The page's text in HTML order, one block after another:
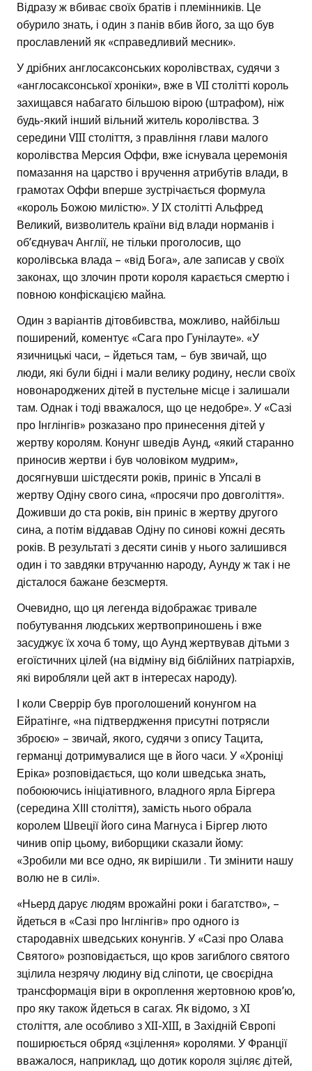
Відразу ж вбиває своїх братів і племінників. Це
обурило знать, і один з панів вбив його, за що був
прославлений як «справедливий месник».
У дрібних англосаксонських королівствах, судячи з
«англосаксонської хроніки», вже в VII столітті король
захищався набагато більшою вірою (штрафом), ніж
будь-який інший вільний житель королівства. З
середини VIII століття, з правління глави малого
королівства Мерсия Оффи, вже існувала церемонія
помазання на царство і вручення атрибутів влади, в
грамотах Оффи вперше зустрічається формула
«король Божою милістю». У IX столітті Альфред
Великий, визволитель країни від влади норманів і
об’єднувач Англії, не тільки проголосив, що
королівська влада – «від Бога», але записав у своїх
законах, що злочин проти короля карається смертю і
повною конфіскацією майна.
Один з варіантів дітовбивства, можливо, найбільш
поширений, коментує «Сага про Гунілауте». «У
язичницькі часи, – йдеться там, – був звичай, що
люди, які були бідні і мали велику родину, несли своїх
новонароджених дітей в пустельне місце і залишали
там. Однак і тоді вважалося, що це недобре». У «Сазі
про Інглінгів» розказано про принесення дітей у
жертву королям. Конунг шведів Аунд, «який старанно
приносив жертви і був чоловіком мудрим»,
досягнувши шістдесяти років, приніс в Упсалі в
жертву Одіну свого сина, «просячи про довголіття».
Доживши до ста років, він приніс в жертву другого
сина, а потім віддавав Одіну по синові кожні десять
років. В результаті з десяти синів у нього залишився
один і то завдяки втручанню народу, Аунду ж так і не
дісталося бажане безсмертя.
Очевидно, що ця легенда відображає тривале
побутування людських жертвоприношень і вже
засуджує їх хоча б тому, що Аунд жертвував дітьми з
егоїстичних цілей (на відміну від біблійних патріархів,
які виробляли цей акт в інтересах народу).
І коли Сверрір був проголошений конунгом на
Ейратінге, «на підтвердження присутні потрясли
зброєю» – звичай, якого, судячи з опису Тацита,
германці дотримувалися ще в його часи. У «Хроніці
Еріка» розповідається, що коли шведська знать,
побоюючись ініціативного, владного ярла Біргера
(середина ХІІІ століття), замість нього обрала
королем Швеції його сина Магнуса і Біргер люто
чинив опір цьому, виборщики сказали йому:
«Зробили ми все одно, як вирішили . Ти змінити нашу
волю не в силі».
«Ньерд дарує людям врожайні роки і багатство», –
йдеться в «Сазі про Інглінгів» про одного із
стародавніх шведських конунгів. У «Сазі про Олава
Святого» розповідається, що кров загиблого святого
зцілила незрячу людину від сліпоти, це своєрідна
трансформація віри в окроплення жертовною кров’ю,
про яку також йдеться в сагах. Як відомо, з XI
століття, але особливо з XII-XIII, в Західній Європі
поширюється обряд «зцілення» королями. У Франції
вважалося, наприклад, що дотик короля зціляє дітей,